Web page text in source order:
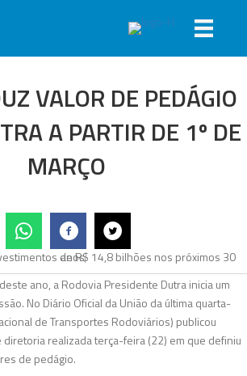
VALOR DE PEDÁGIO
A PARTIR DE 1º DE
MARÇO
ano, a Rodovia Presidente Dutra inicia um
No Diário Oficial da União da última quarta-
de Transportes Rodoviários) publicou
realizada terça-feira (22) em que definiu
de pedágio.